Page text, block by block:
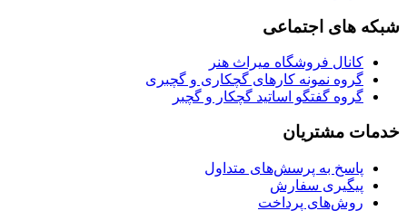
شبکه های اجتماعی
کانال فروشگاه میراث هنر
گروه نمونه کارهای گچکاری و گچبری
گروه گفتگو اساتید گچکار و گچبر
خدمات مشتریان
پاسخ به پرسش‌های متداول
پیگیری سفارش
روش‌های پرداخت